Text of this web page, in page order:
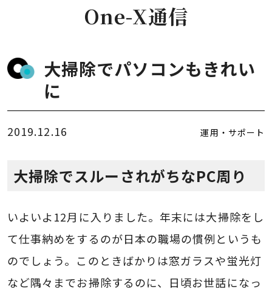
One-X通信
大掃除でパソコンもきれい
に
2019.12.16 運用・サポート
大掃除でスルーされがちなPC周り
いよいよ12月に入りました。年末には大掃除をし
て仕事納めをするのが日本の職場の慣例というも
のでしょう。このときばかりは窓ガラスや蛍光灯
など隅々までお掃除するのに、日頃お世話になっ